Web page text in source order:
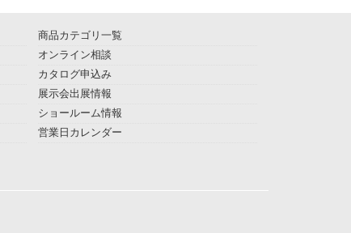
商品カテゴリ一覧
オンライン相談
カタログ申込み
展示会出展情報
ショールーム情報
営業日カレンダー